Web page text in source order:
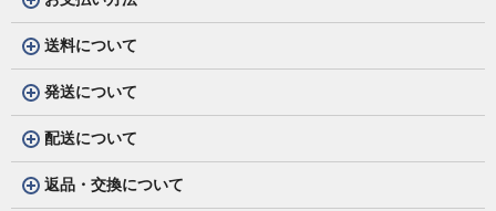
送料について
発送について
配送について
返品・交換について